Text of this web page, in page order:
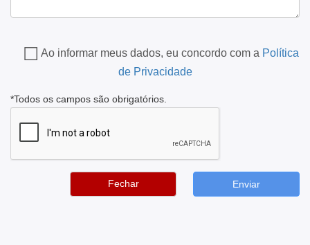
Ao informar meus dados, eu concordo com a Política
de Privacidade
*Todos os campos são obrigatórios.
Fechar